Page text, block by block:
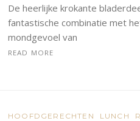
De heerlijke krokante
fantastische combinatie met
mondgevoel van
READ MORE
HOOFDGERECHTEN LUNCH